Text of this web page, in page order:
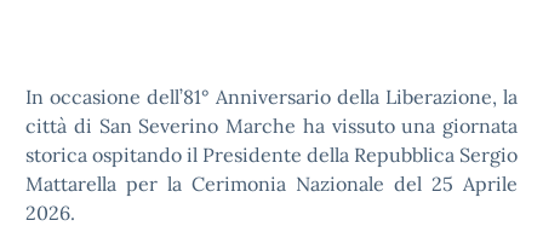
In occasione dell’81° Anniversario della Liberazione, la
città di San Severino Marche ha vissuto una giornata
storica ospitando il Presidente della Repubblica Sergio
Mattarella per la Cerimonia Nazionale del 25 Aprile
2026.